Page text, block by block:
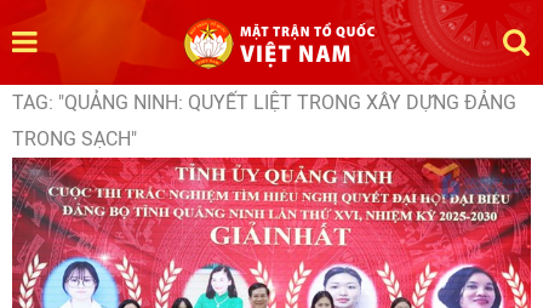
TAG: "QUẢNG NINH: QUYẾT LIỆT TRONG XÂY DỰNG ĐẢNG
TRONG SẠCH"